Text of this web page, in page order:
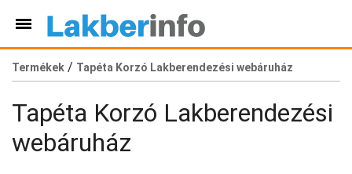
Termékek / Tapéta Korzó Lakberendezési webáruház
Tapéta Korzó Lakberendezési
webáruház